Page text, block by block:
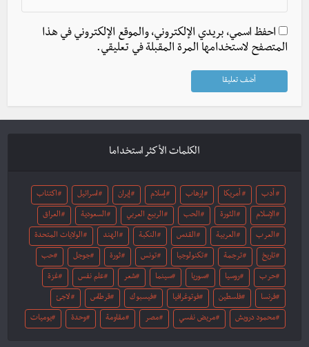
احفظ اسمي، بريدي الإلكتروني، والموقع الإلكتروني في هذا
المتصفح لاستخدامها المرة المقبلة في تعليقي.
الكلمات الأكثر استخداما
أدب أمريكا إرهاب إسلام إيران اسرائيل اكتئاب
الإسلام الثورة الحب الربيع العربي السعودية العراق
العرب العربية القدس النكبة الهند الولايات المتحدة
تاريخ ترجمة تكنولوجيا تونس ثورة جوجل حب
حرب روسيا سوريا سينما شعر علم نفس غزة
فرنسا فلسطين فوتوغرافيا فيسبوك قرطاس لاجئ
محمود درويش مريض نفسي مصر مقاومة وحدة يوميات